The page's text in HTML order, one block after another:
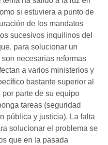
si estuviera a punto de
de los mandatos
sucesivos inquilinos del
para solucionar un
necesarias reformas
a varios ministerios y
bastante superior al
parte de su equipo
tareas (seguridad
pública y justicia). La falta
solucionar el problema se
que en la pasada